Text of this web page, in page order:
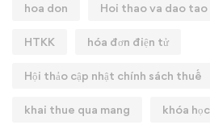
hoa don Hoi thao va dao tao
HTKK hóa đơn điện tử
Hội thảo cập nhật chính sách thuế
khai thue qua mang khóa